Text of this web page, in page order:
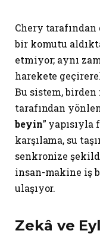
Chery
bir komutu
etmiyor; aynı
harekete
Bu sistem,
tarafından
beyin”
karşılama, su
senkronize
insan-makine iş
ulaşıyor.
Zekâ ve